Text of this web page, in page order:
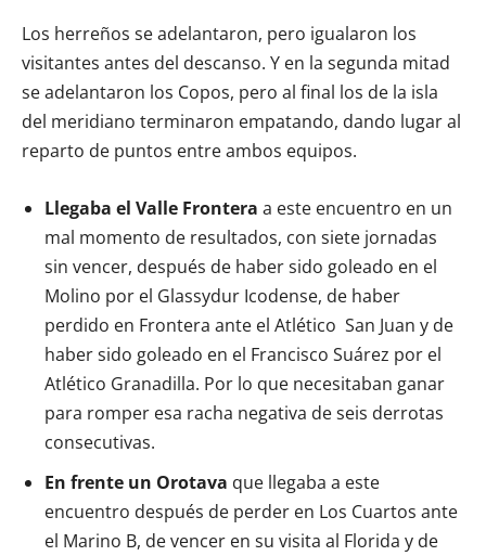
Los herreños se adelantaron, pero igualaron los
visitantes antes del descanso. Y en la segunda mitad
se adelantaron los Copos, pero al final los de la isla
del meridiano terminaron empatando, dando lugar al
reparto de puntos entre ambos equipos.
Llegaba el Valle Frontera a este encuentro en un
mal momento de resultados, con siete jornadas
sin vencer, después de haber sido goleado en el
Molino por el Glassydur Icodense, de haber
perdido en Frontera ante el Atlético San Juan y de
haber sido goleado en el Francisco Suárez por el
Atlético Granadilla. Por lo que necesitaban ganar
para romper esa racha negativa de seis derrotas
consecutivas.
En frente un Orotava que llegaba a este
encuentro después de perder en Los Cuartos ante
el Marino B, de vencer en su visita al Florida y de